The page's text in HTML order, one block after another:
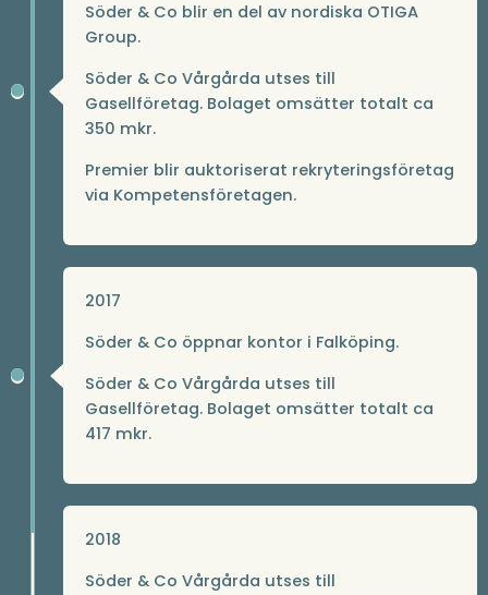
Söder & Co blir en del av nordiska OTIGA
Group.
Söder & Co Vårgårda utses till
Gasellföretag. Bolaget omsätter totalt ca
350 mkr.
Premier blir auktoriserat rekryteringsföretag
via Kompetensföretagen.
2017
Söder & Co öppnar kontor i Falköping.
Söder & Co Vårgårda utses till
Gasellföretag. Bolaget omsätter totalt ca
417 mkr.
2018
Söder & Co Vårgårda utses till